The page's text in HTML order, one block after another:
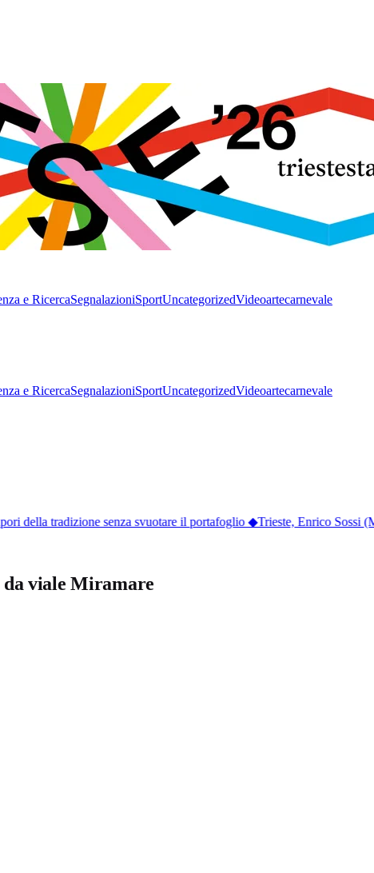
e RicercaSegnalazioniSportUncategorizedVideoartecarnevale
e RicercaSegnalazioniSportUncategorizedVideoartecarnevale
della tradizione senza svuotare il portafoglio◆Trieste, Enrico Sossi
da viale Miramare